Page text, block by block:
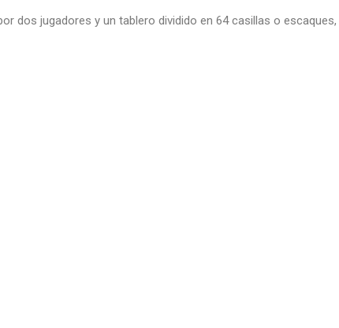
dos jugadores y un tablero dividido en 64 casillas o escaques,